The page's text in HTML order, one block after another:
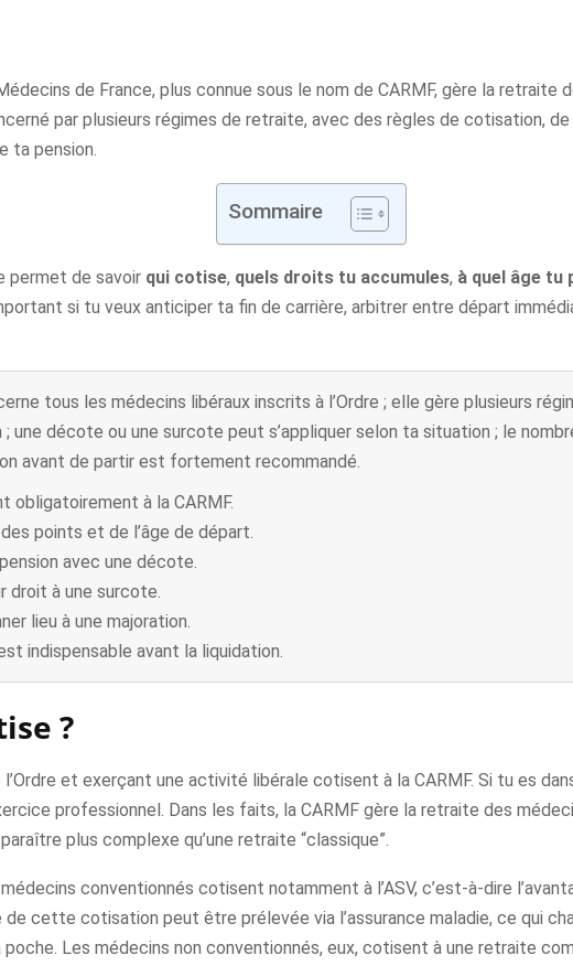
de France, plus connue sous le nom de CARMF, gère la retraite
par plusieurs régimes de retraite, avec des règles de cotisation,
ta pension.
Sommaire
permet de savoir qui cotise, quels droits tu accumules, à quel âge tu
si tu veux anticiper ta fin de carrière, arbitrer entre départ
tous les médecins libéraux inscrits à l’Ordre ; elle gère plusieurs
une décote ou une surcote peut s’appliquer selon ta situation ; le
avant de partir est fortement recommandé.
obligatoirement à la CARMF.
points et de l’âge de départ.
avec une décote.
droit à une surcote.
lieu à une majoration.
indispensable avant la liquidation.
?
et exerçant une activité libérale cotisent à la CARMF. Si tu es
professionnel. Dans les faits, la CARMF gère la retraite des
plus complexe qu’une retraite “classique”.
conventionnés cotisent notamment à l’ASV, c’est-à-dire
cette cotisation peut être prélevée via l’assurance maladie, ce qui
Les médecins non conventionnés, eux, cotisent à une retraite